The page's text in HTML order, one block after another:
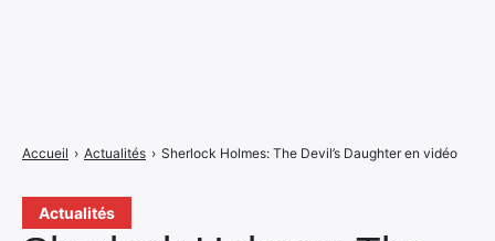
Actualités
Accueil › Actualités › Sherlock Holmes: The Devil’s Daughter en vidéo